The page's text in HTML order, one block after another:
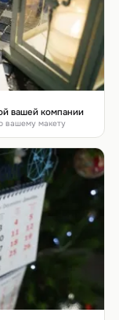
вашей компании
вашему макету